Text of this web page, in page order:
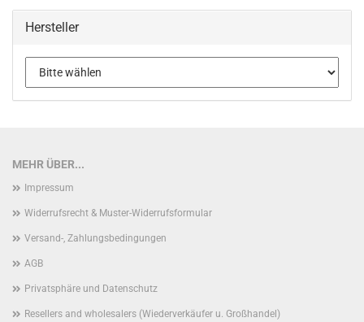
Hersteller
MEHR ÜBER...
Impressum
Widerrufsrecht & Muster-Widerrufsformular
Versand-, Zahlungsbedingungen
AGB
Privatsphäre und Datenschutz
Resellers and wholesalers (Wiederverkäufer u. Großhandel)